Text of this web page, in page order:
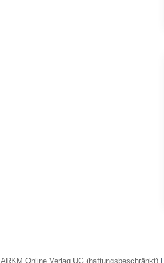
ARKM Online Verlag UG (haftungsbeschränkt)|